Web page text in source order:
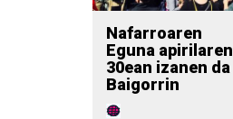
Nafarroaren
Eguna apirilaren
30ean izanen da
Baigorrin